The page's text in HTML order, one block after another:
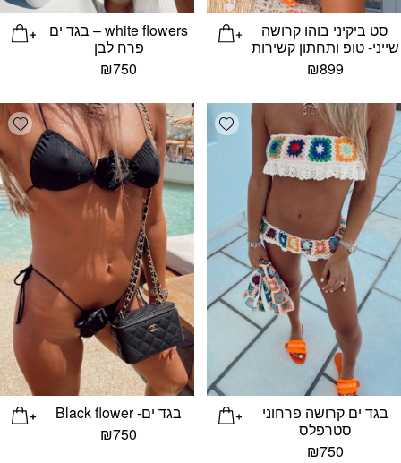
סט ביקיני בוהו קרושה
שייני- טופ ותחתון קשירות
₪899
white flowers – בגד ים
פרח לבן
₪750
Add wishlist
בגד ים קרושה פרחוני
סטרפלס
₪750
בגד ים- Black flower
₪750